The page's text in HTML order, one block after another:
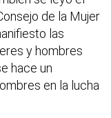
de la Mujer
las
y hombres
hace un
en la lucha